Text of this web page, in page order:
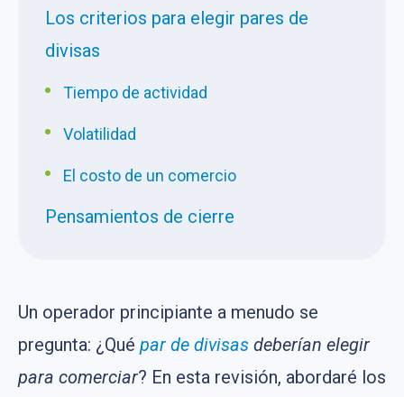
Los criterios para elegir pares de
divisas
Tiempo de actividad
Volatilidad
El costo de un comercio
Pensamientos de cierre
Un operador principiante a menudo se
pregunta: ¿Qué par de divisas deberían elegir
para comerciar? En esta revisión, abordaré los